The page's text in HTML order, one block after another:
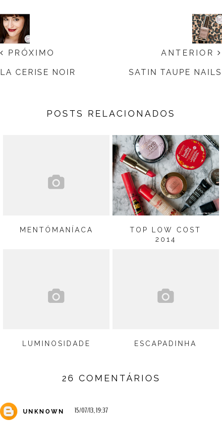
ANTERIOR
SATIN TAUPE NAILS
PRÓXIMO
LA CERISE NOIR
POSTS RELACIONADOS
MENTÓMANÍACA
TOP LOW COST
2014
LUMINOSIDADE ESCAPADINHA
26 COMENTÁRIOS
UNKNOWN 15/07/13, 19:37